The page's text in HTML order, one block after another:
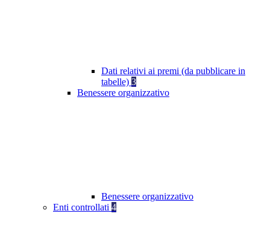
Dati relativi ai premi (da pubblicare in
tabelle) 3
Benessere organizzativo
Benessere organizzativo
Enti controllati 4